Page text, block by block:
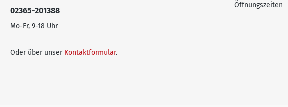
02365-201388
Mo-Fr, 9-18 Uhr
Oder über unser Kontaktformular.
Öffnungszeiten